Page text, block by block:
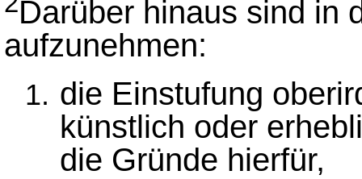
Darüber hinaus sind in
aufzunehmen:
die Einstufung
künstlich oder
die Gründe hierfür,